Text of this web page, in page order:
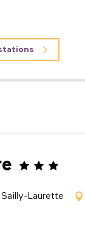
Laurette